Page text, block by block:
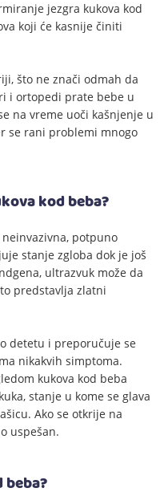
jezgra kukova kod
koji će kasnije činiti
što ne znači odmah da
i ortopedi prate bebe u
na vreme uoči kašnjenje u
se rani problemi mnogo
kod beba?
potpuno
stanje zgloba dok je još
ultrazvuk može da
predstavlja zlatni
detetu i preporučuje se
nikakvih simptoma.
kukova kod beba
stanje u kome se glava
Ako se otkrije na
uspešan.
beba?